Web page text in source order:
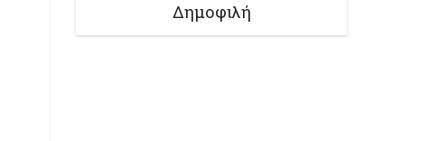
Δημοφιλή